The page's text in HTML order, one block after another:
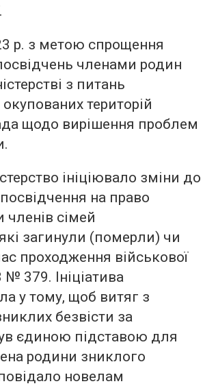
р. з метою спрощення
членами родин
з питань
окупованих територій
щодо вирішення проблем
ініціювало зміни до
на право
членів сімей
загинули (померли) чи
проходження військової
379. Ініціатива
у тому, щоб витяг з
безвісти за
єдиною підставою для
родини зниклого
новелам